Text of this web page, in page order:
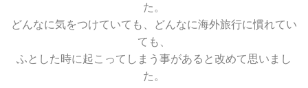
た。
どんなに気をつけていても、どんなに海外旅行に慣れてい
ても、
ふとした時に起こってしまう事があると改めて思いまし
た。